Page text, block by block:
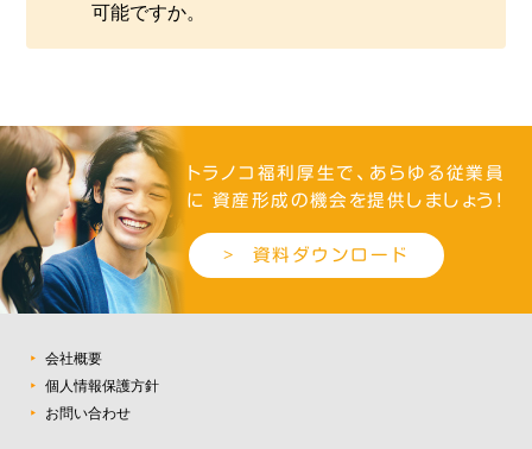
可能ですか。
トラノコ福利厚生で、あらゆる従業員
に 資産形成の機会を提供しましょう！
資料ダウンロード
会社概要
個人情報保護方針
お問い合わせ